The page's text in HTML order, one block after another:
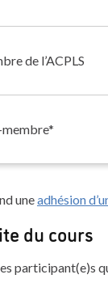
de l’ACPLS
uneadhésion
du cours
participant(e)s